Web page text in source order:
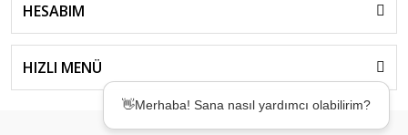
HESABIM
HIZLI MENÜ
👋Merhaba! Sana nasıl yardımcı olabilirim?
çözümler sunmak için buradayım! ✨